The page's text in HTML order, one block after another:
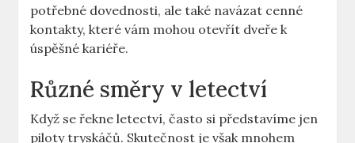
potřebné dovednosti, ale také navázat cenné‍
kontakty, které vám mohou otevřít dveře k
úspěšné kariéře.
Různé směry v letectví
Když se řekne letectví, často si představíme jen
piloty tryskáčů. Skutečnost je však mnohem